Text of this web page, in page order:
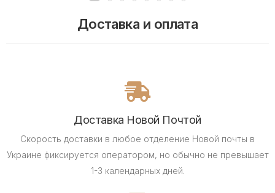
Доставка и оплата
Доставка Новой Почтой
Скорость доставки в любое отделение Новой почты в
Украине фиксируется оператором, но обычно не превышает
1-3 календарных дней.